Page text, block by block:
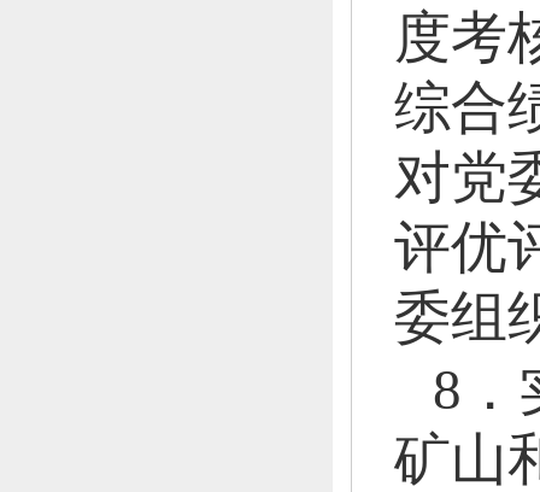
度考
综合
对党
评优
委组
8．
矿山